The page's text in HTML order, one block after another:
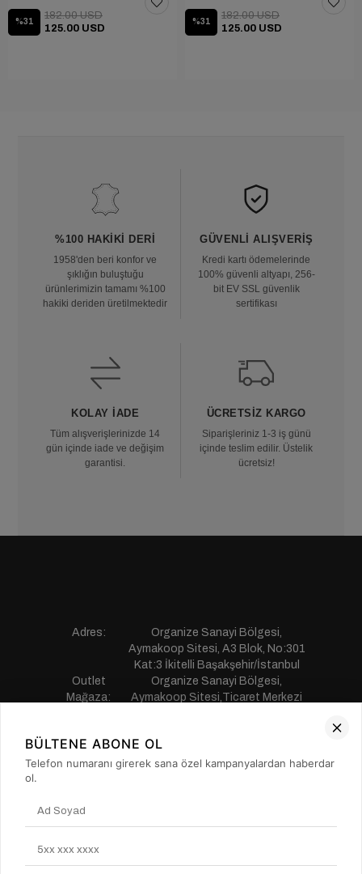
%31
125.00 USD
182.00 USD
%31
125.00 USD
182.00 USD
%100 HAKIKI DERI
1958'den beri konfor ve
şıklığın buluştuğu
ürünlerimizin tamamı %100
hakiki deriden üretilmektedir
GÜVENLI ALIŞVERIŞ
Kredi kartı ödemelerinde
100% güvenli altyapı, 256-
bit EV SSL güvenlik
sertifikası
KOLAY İADE
Tüm alışverişlerinizde 14
gün içinde iade ve değişim
garantisi.
ÜCRETSIZ KARGO
Siparişleriniz 1-3 iş günü
içinde teslim edilir. Üstelik
ücretsiz!
Adres:
Organize Sanayi Bölgesi,
Aymakoop Sitesi, A3 Blok, No:301
Kat:3 İkitelli Başakşehir/İstanbul
Outlet
Mağaza:
Organize Sanayi Bölgesi,
Aymakoop Sitesi,Ticaret Merkezi
Telefon:
0850 441 55 77
E-mail:
musterihizmetleri@saillakers.com.tr
MÜŞTERİ HİZMETLERİ
BÜLTENE ABONE OL
Telefon numaranı girerek sana özel kampanyalardan haberdar
ol.